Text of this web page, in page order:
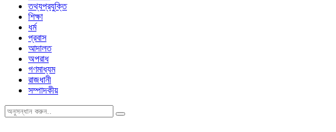
তথ্যপ্রযুক্তি
শিক্ষা
ধর্ম
প্রবাস
আদালত
অপরাধ
গণমাধ্যম
রাজধানী
সম্পাদকীয়